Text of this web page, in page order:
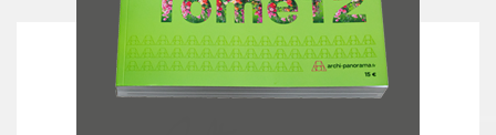
CULTUR'BOIS